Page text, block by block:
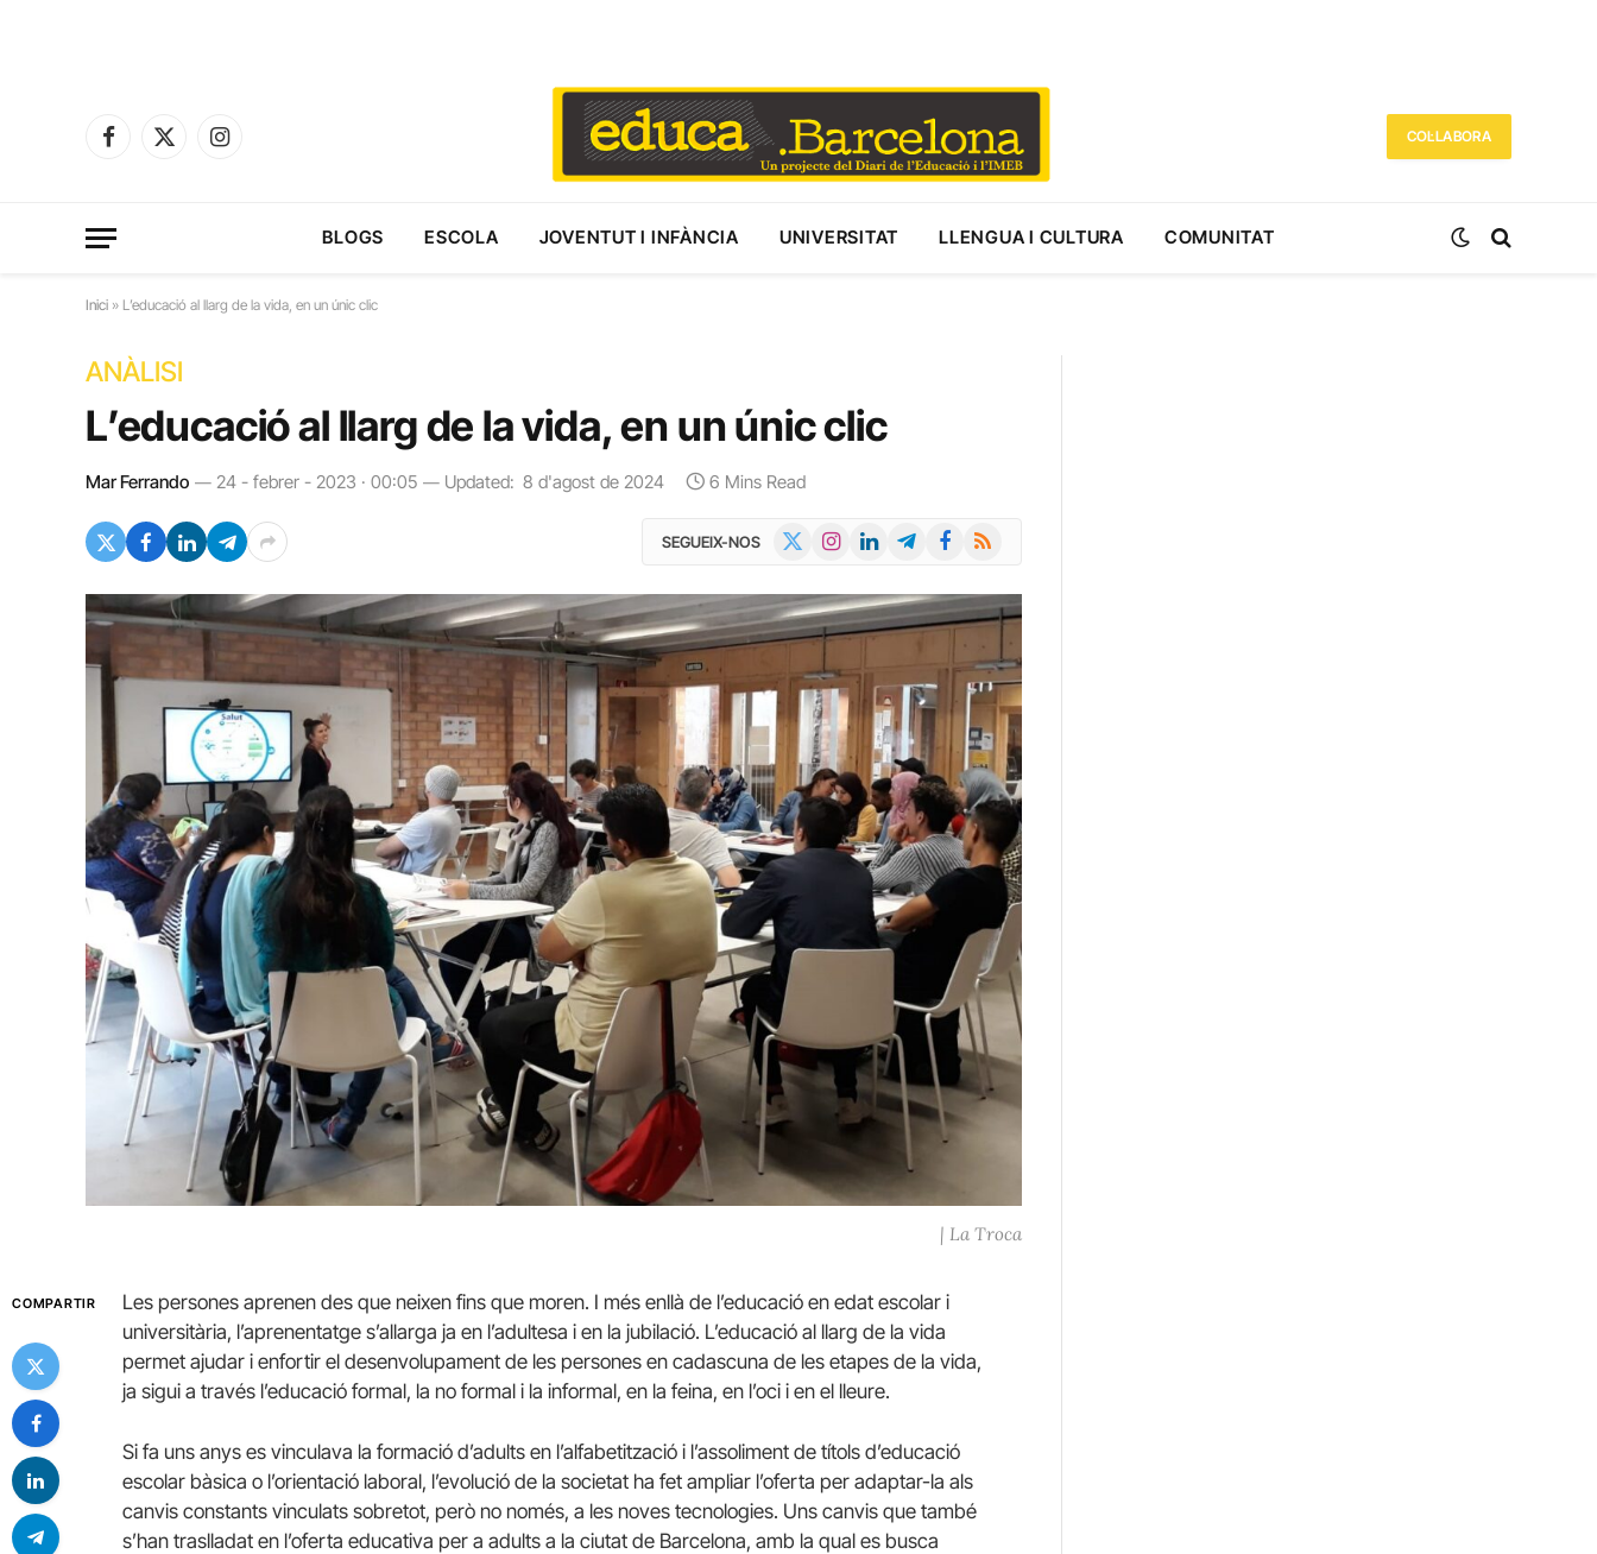
Facebook
X
Instagram
COL·LABORA
BLOGS ESCOLA JOVENTUT I INFÀNCIA UNIVERSITAT LLENGUA I CULTURA COMUNITAT
Inici » L’educació al llarg de la vida, en un únic clic
ANÀLISI
L’educació al llarg de la vida, en un únic clic
Mar Ferrando 24 - febrer - 2023 · 00:05 Updated: 8 d'agost de 2024 6 Mins Read
SEGUEIX-NOS InstagramLinkedInTelegramFacebook
RSS
| La Troca
COMPARTIR
Les persones aprenen des que neixen fins que moren. I més enllà de l’educació en edat escolar i
universitària, l’aprenentatge s’allarga ja en l’adultesa i en la jubilació. L’educació al llarg de la vida
permet ajudar i enfortir el desenvolupament de les persones en cadascuna de les etapes de la vida,
ja sigui a través l’educació formal, la no formal i la informal, en la feina, en l’oci i en el lleure.
Si fa uns anys es vinculava la formació d’adults en l’alfabetització i l’assoliment de títols d’educació
escolar bàsica o l’orientació laboral, l’evolució de la societat ha fet ampliar l’oferta per adaptar-la als
canvis constants vinculats sobretot, però no només, a les noves tecnologies. Uns canvis que també
s’han traslladat en l’oferta educativa per a adults a la ciutat de Barcelona, amb la qual es busca